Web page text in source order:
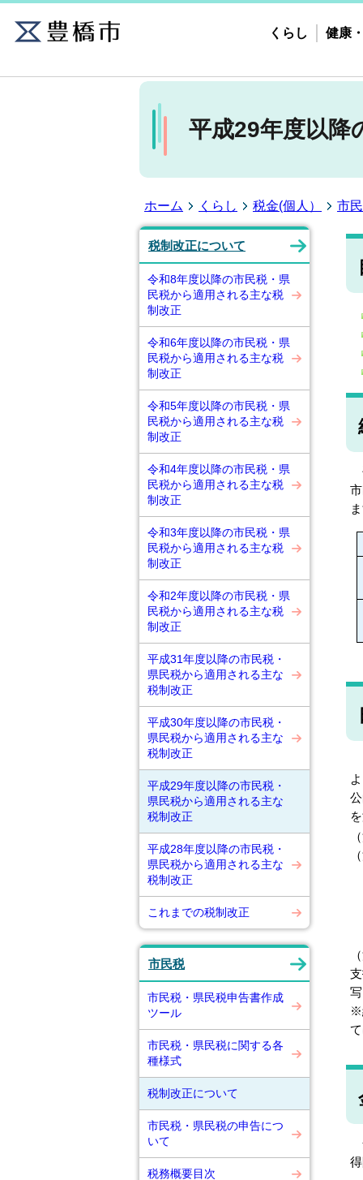
くらし 健康
平成29年度以降
ホーム くらし 税金(個人） 市
税制改正について
令和8年度以降の市民税・県
民税から適用される主な税
制改正
令和6年度以降の市民税・県
民税から適用される主な税
制改正
令和5年度以降の市民税・県
民税から適用される主な税
制改正
令和4年度以降の市民税・県
民税から適用される主な税
制改正
令和3年度以降の市民税・県
民税から適用される主な税
制改正
令和2年度以降の市民税・県
民税から適用される主な税
制改正
平成31年度以降の市民税・
県民税から適用される主な
税制改正
平成30年度以降の市民税・
県民税から適用される主な
税制改正
平成29年度以降の市民税・
県民税から適用される主な
税制改正
平成28年度以降の市民税・
県民税から適用される主な
税制改正
これまでの税制改正
市民税
市民税・県民税申告書作成
ツール
市民税・県民税に関する各
種様式
税制改正について
市民税・県民税の申告につ
いて
税務概要目次
※